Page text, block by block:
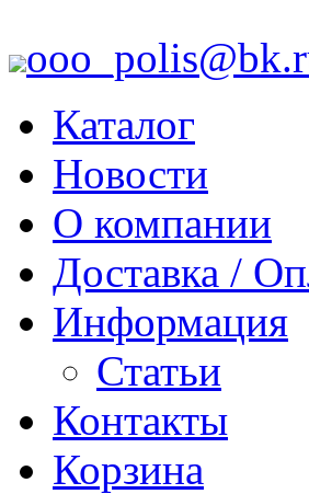
Каталог
Новости
О компании
Доставка /
Информация
Статьи
Контакты
Корзина